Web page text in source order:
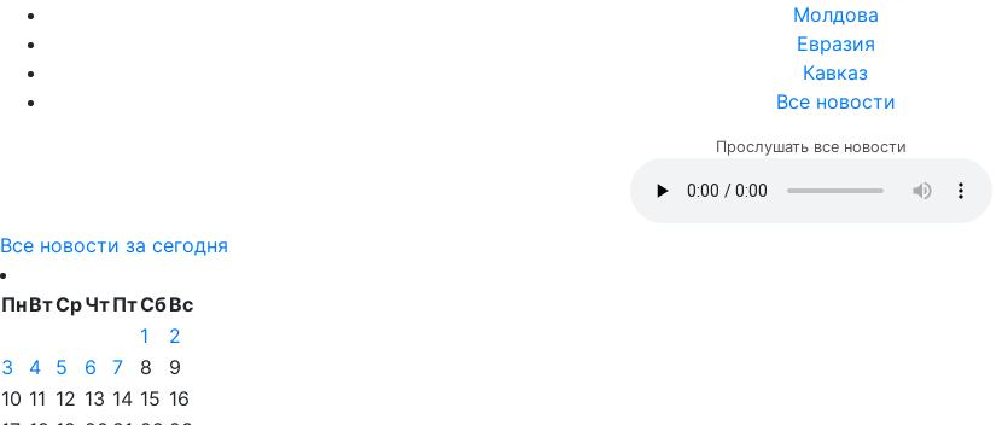
Молдова
Евразия
Кавказ
Все новости
Прослушать все новости
Все новости за сегодня
ПнВтСрЧтПтСбВс
1
2
3
4 5 6 7 8
9
10 11 12 13 14 15 16